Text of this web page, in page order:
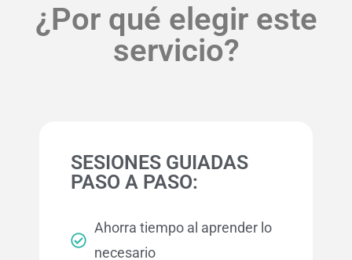
¿Por qué elegir este
servicio?
SESIONES GUIADAS
PASO A PASO:
Ahorra tiempo al aprender lo
necesario